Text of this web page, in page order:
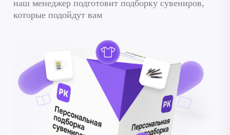
наш менеджер подготовит подборку сувениров,
которые подойдут вам